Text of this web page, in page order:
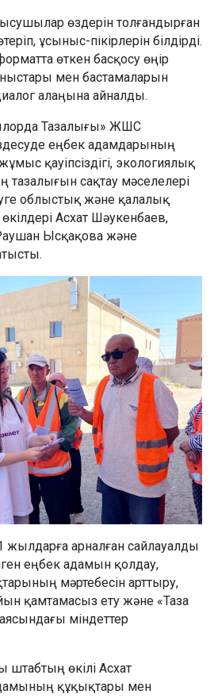
өздерін толғандырған
ұсыныс-пікірлерін білдірді.
өткен басқосу өңір
мен бастамаларын
алаңына айналды.
Тазалығы» ЖШС
еңбек адамдарының
қауіпсіздігі, экологиялық
тазалығын сақтау мәселелері
облыстық және қалалық
Асхат Шәукенбаев,
Ысқақова және
жылдарға арналған сайлауалды
еңбек адамын қолдау,
мәртебесін арттыру,
қамтамасыз ету және «Таза
міндеттер
өкілі Асхат
құқықтары мен